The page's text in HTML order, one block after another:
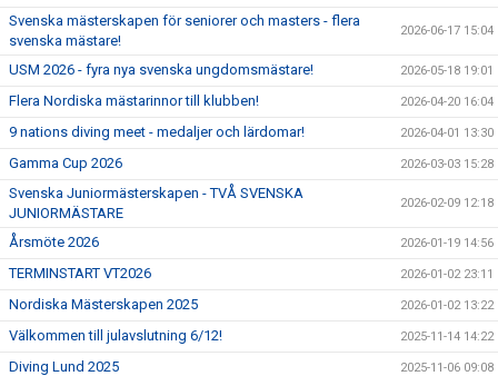
Svenska mästerskapen för seniorer och masters - flera
svenska mästare!
2026-06-17 15:04
USM 2026 - fyra nya svenska ungdomsmästare! 2026-05-18 19:01
Flera Nordiska mästarinnor till klubben! 2026-04-20 16:04
9 nations diving meet - medaljer och lärdomar! 2026-04-01 13:30
Gamma Cup 2026 2026-03-03 15:28
Svenska Juniormästerskapen - TVÅ SVENSKA
JUNIORMÄSTARE
2026-02-09 12:18
Årsmöte 2026 2026-01-19 14:56
TERMINSTART VT2026 2026-01-02 23:11
Nordiska Mästerskapen 2025 2026-01-02 13:22
Välkommen till julavslutning 6/12! 2025-11-14 14:22
Diving Lund 2025 2025-11-06 09:08